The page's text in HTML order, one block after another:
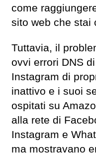
come
sito web che stai
Tuttavia, il
ovvi errori DNS
Instagram di
inattivo e i suoi
ospitati su
alla rete di
Instagram e
ma mostravano